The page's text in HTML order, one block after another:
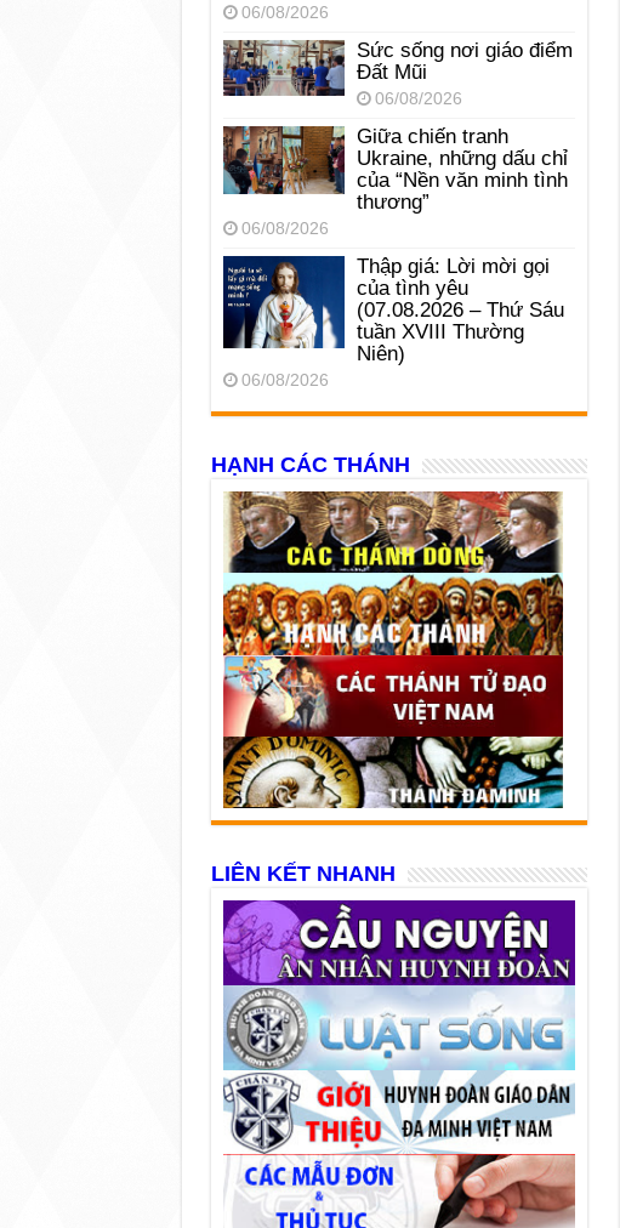
06/08/2026
Sức sống nơi giáo điểm
Đất Mũi
06/08/2026
Giữa chiến tranh
Ukraine, những dấu chỉ
của “Nền văn minh tình
thương”
06/08/2026
Thập giá: Lời mời gọi
của tình yêu
(07.08.2026 – Thứ Sáu
tuần XVIII Thường
Niên)
06/08/2026
HẠNH CÁC THÁNH
LIÊN KẾT NHANH